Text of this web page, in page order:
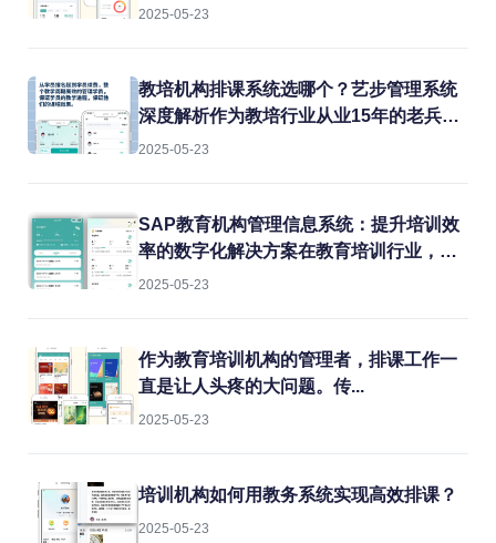
2025-05-23
教培机构排课系统选哪个？艺步管理系统
深度解析作为教培行业从业15年的老兵，
我见过太多机构在教务管理上栽跟头。排
结合实战经验，聊聊如何用专业系统解决
这些难题。
2025-05-23
SAP教育机构管理信息系统：提升培训效
率的数字化解决方案在教育培训行业，机
构常常面临课程管理混乱、学员信息分
SAP教育机构管理信息系统正是为解决这
些问题而生的专业工具。
2025-05-23
作为教育培训机构的管理者，排课工作一
直是让人头疼的大问题。传...
2025-05-23
培训机构如何用教务系统实现高效排课？
2025-05-23